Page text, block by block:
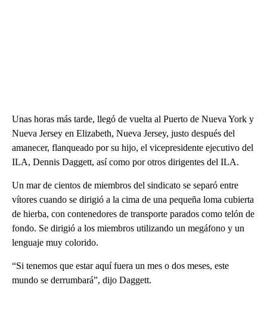
Unas horas más tarde, llegó de vuelta al Puerto de Nueva York y
Nueva Jersey en Elizabeth, Nueva Jersey, justo después del
amanecer, flanqueado por su hijo, el vicepresidente ejecutivo del
ILA, Dennis Daggett, así como por otros dirigentes del ILA.
Un mar de cientos de miembros del sindicato se separó entre
vítores cuando se dirigió a la cima de una pequeña loma cubierta
de hierba, con contenedores de transporte parados como telón de
fondo. Se dirigió a los miembros utilizando un megáfono y un
lenguaje muy colorido.
“Si tenemos que estar aquí fuera un mes o dos meses, este
mundo se derrumbará”, dijo Daggett.